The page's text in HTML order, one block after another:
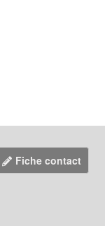
Fiche contact